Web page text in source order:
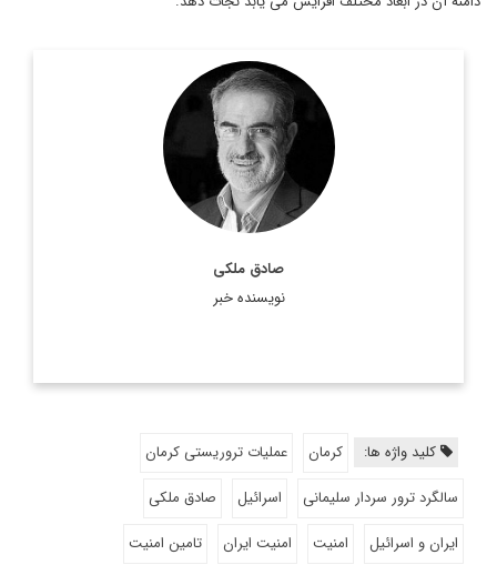
صادق ملکی
نویسنده خبر
کارشناس، استراتژیست و تحلیلگر ارشد مسائل
سیاسی است.
اطلاعات بیشتر
کلید واژه ها: کرمان
عملیات تروریستی کرمان
سالگرد ترور سردار سلیمانی
اسرائیل
صادق ملکی
ایران و اسرائیل
امنیت امنیت ایران تامین امنیت